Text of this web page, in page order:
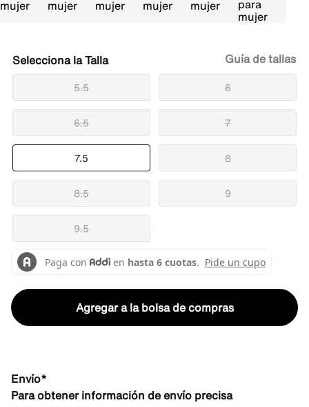
Talla
5.5 6
6.5 7
7.5 8
8.5 9
9.5
Guía de tallas
Agregar a la bolsa de compras
Envío*
Para obtener información de envío precisa